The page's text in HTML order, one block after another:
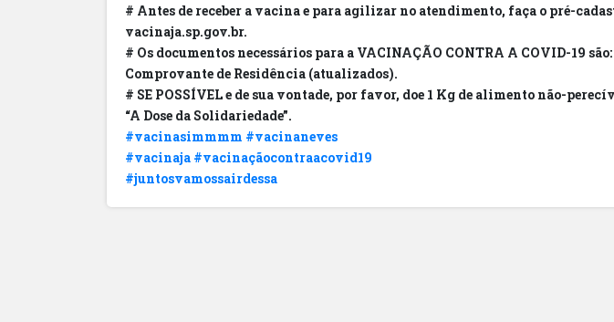
# Antes de receber a vacina e para agilizar no atendimento, faça o pré-
vacinaja.sp.gov.br.
# Os documentos necessários para a VACINAÇÃO CONTRA A COVID-19 são:
Comprovante de Residência (atualizados).
# SE POSSÍVEL e de sua vontade, por favor, doe 1 Kg de alimento não-
“A Dose da Solidariedade”.
#vacinasimmmm #vacinaneves
#vacinaja #vacinaçãocontraacovid19
#juntosvamossairdessa